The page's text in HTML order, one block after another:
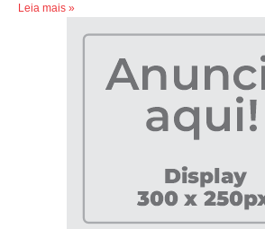
Leia mais »